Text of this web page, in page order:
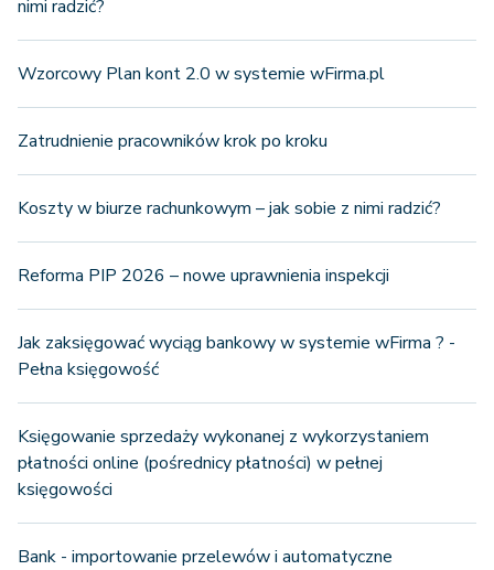
nimi radzić?
Wzorcowy Plan kont 2.0 w systemie wFirma.pl
Zatrudnienie pracowników krok po kroku
Koszty w biurze rachunkowym – jak sobie z nimi radzić?
Reforma PIP 2026 – nowe uprawnienia inspekcji
Jak zaksięgować wyciąg bankowy w systemie wFirma ? -
Pełna księgowość
Księgowanie sprzedaży wykonanej z wykorzystaniem
płatności online (pośrednicy płatności) w pełnej
księgowości
Bank - importowanie przelewów i automatyczne